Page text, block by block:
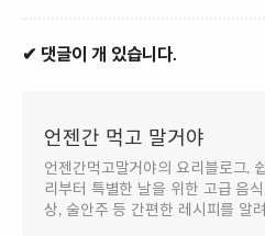
✔ 댓글이 개 있습니다.
언젠간 먹고 말거야
언젠간먹고말거야의 요리블로그.
리부터 특별한 날을 위한 고급 음
상, 술안주 등 간편한 레시피를 알